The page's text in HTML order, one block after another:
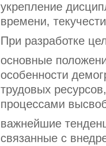
укрепление
времени,
При разработке
основные
особенности
трудовых
процессами
важнейшие
связанные с